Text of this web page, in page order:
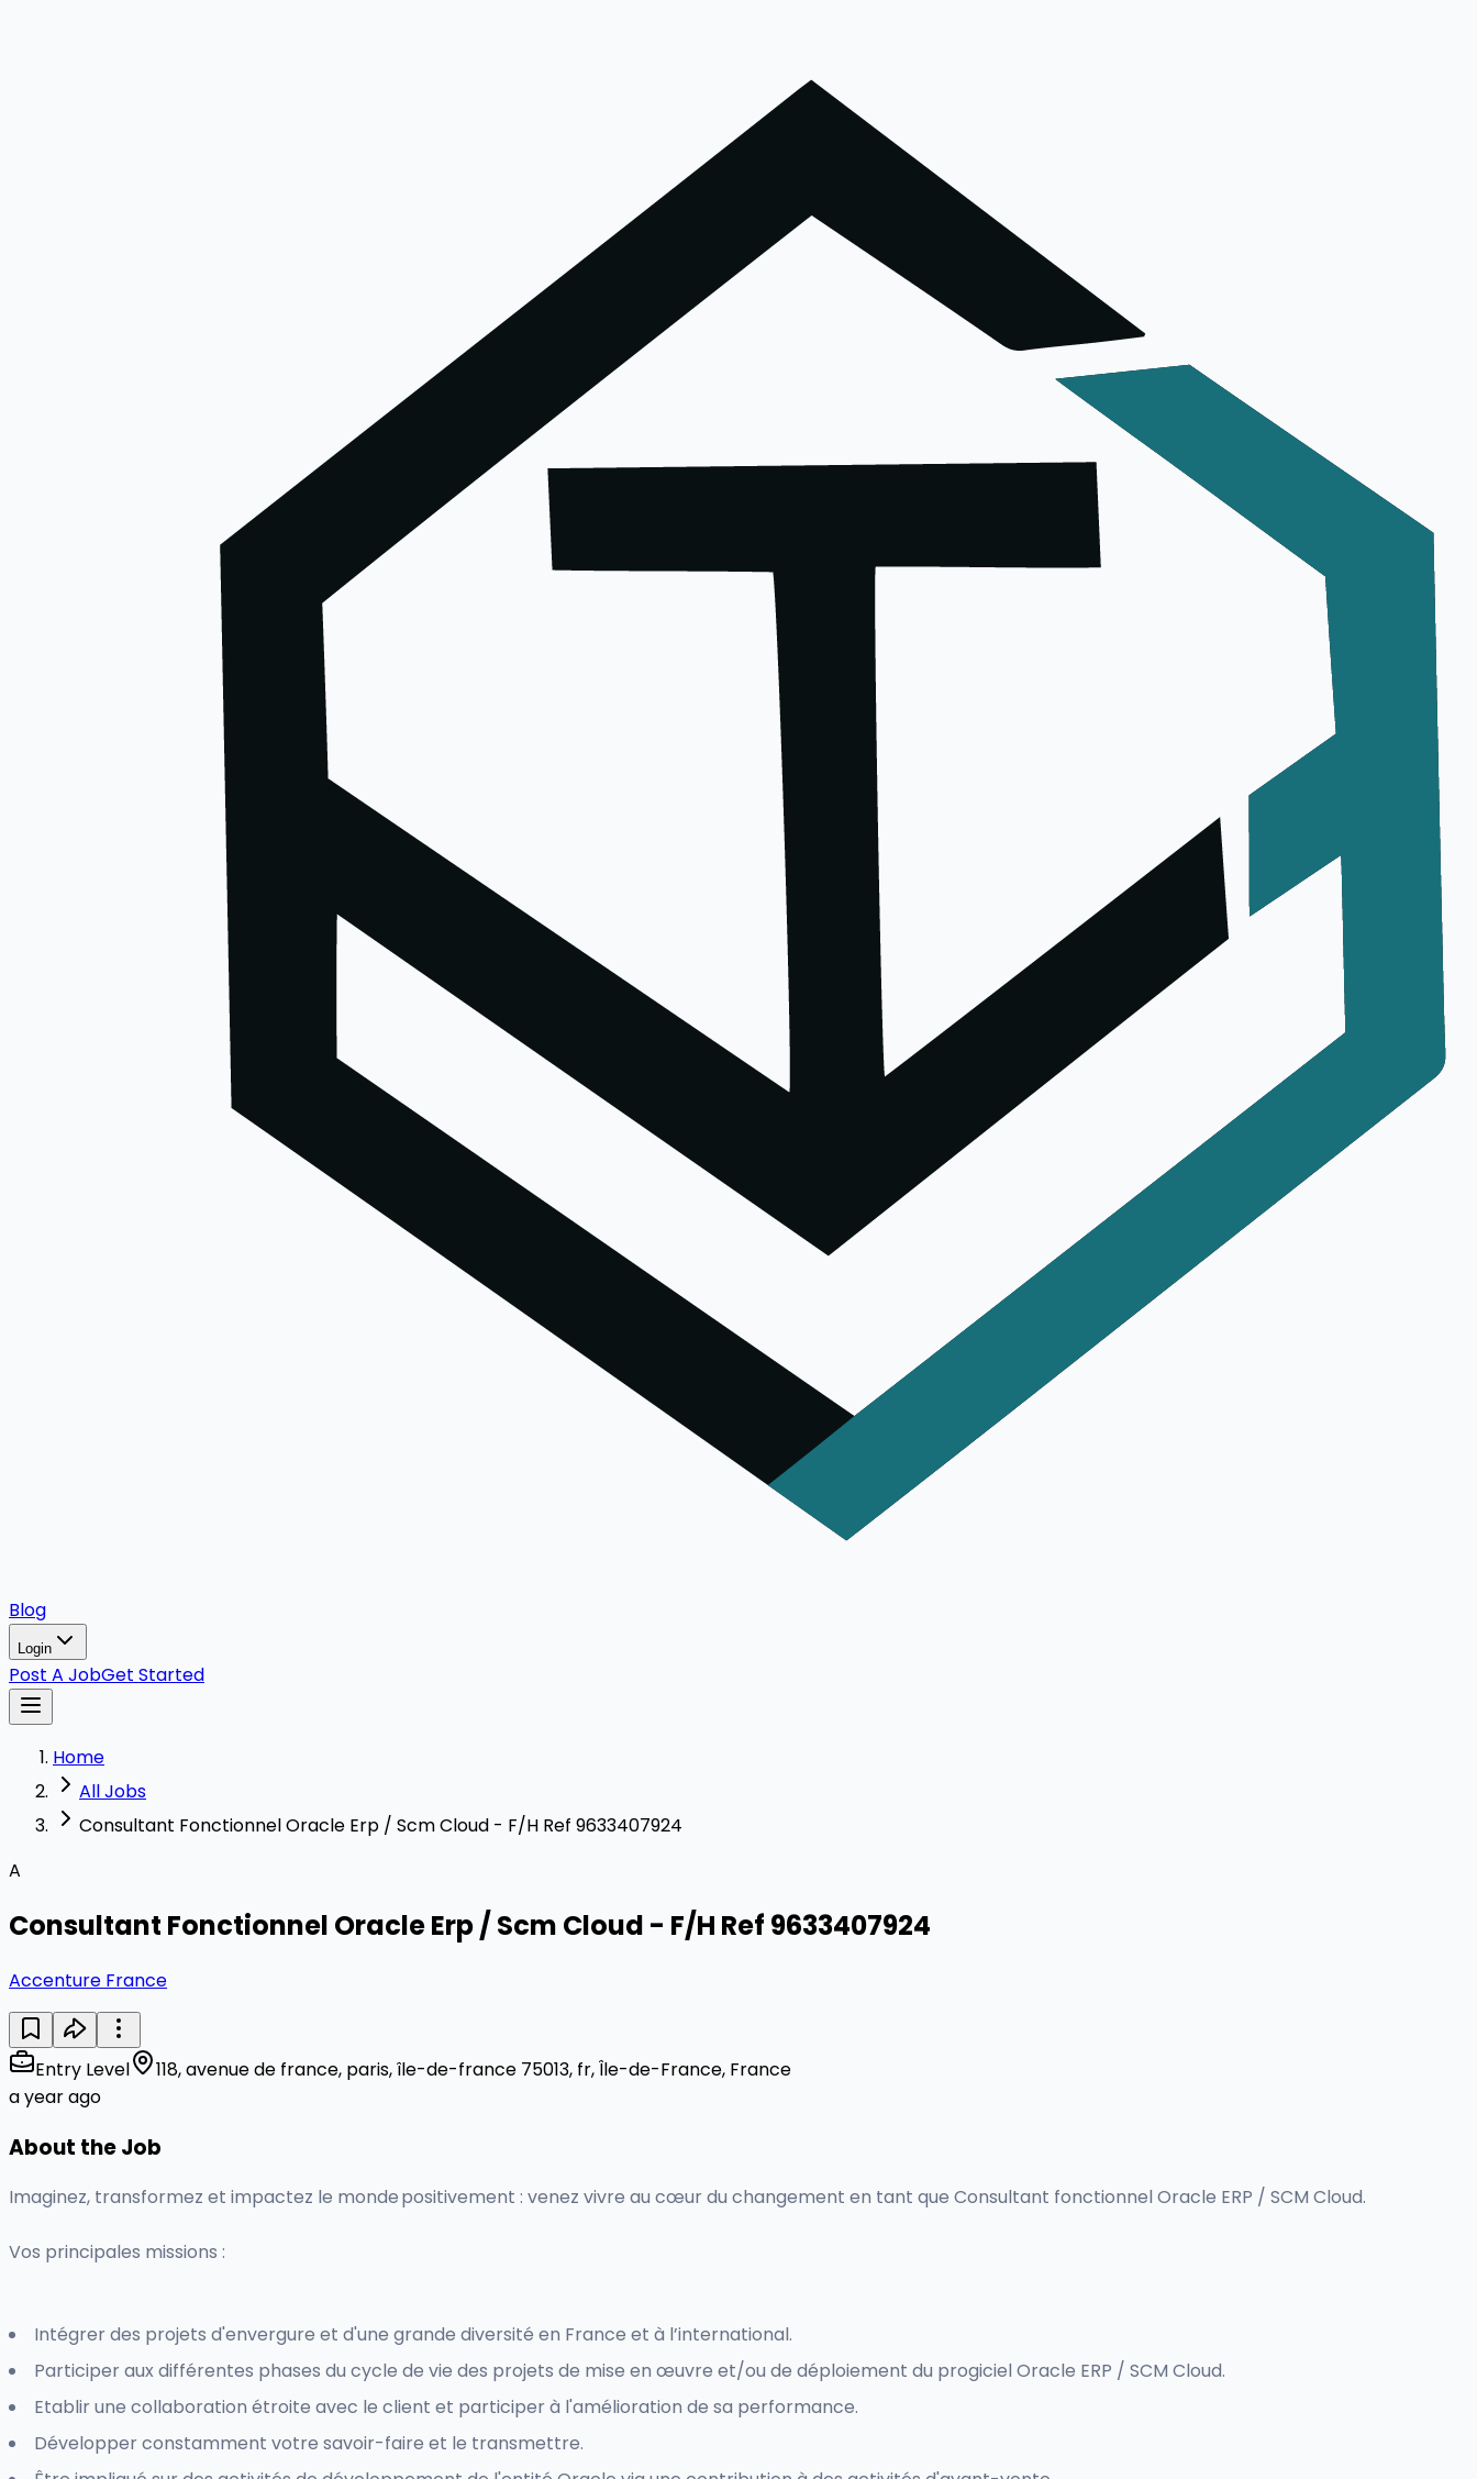
Blog
Login
Post A JobGet Started
Home
All Jobs
Consultant Fonctionnel Oracle Erp / Scm Cloud - F/H Ref 9633407924
A
Consultant Fonctionnel Oracle Erp / Scm Cloud - F/H Ref 9633407924
Accenture France
Entry Level
118, avenue de france, paris, île-de-france 75013, fr, Île-de-France, France
a year ago
About the Job
Imaginez, transformez et impactez le monde positivement : venez vivre au cœur du changement en tant que Consultant fonctionnel Oracle ERP / SCM Cloud.
Vos principales missions :
Intégrer des projets d'envergure et d'une grande diversité en France et à l’international.
Participer aux différentes phases du cycle de vie des projets de mise en œuvre et/ou de déploiement du progiciel Oracle ERP / SCM Cloud.
Etablir une collaboration étroite avec le client et participer à l'amélioration de sa performance.
Développer constamment votre savoir-faire et le transmettre.